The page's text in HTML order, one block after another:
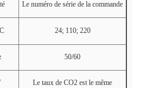
Le numéro de série de la commande
24; 110; 220
50/60
Le taux de CO2 est le même